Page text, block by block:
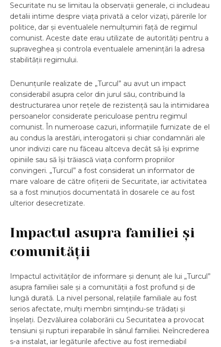
Securitate nu se limitau la observații generale, ci includeau
detalii intime despre viața privată a celor vizați, părerile lor
politice, dar și eventualele nemulțumiri față de regimul
comunist. Aceste date erau utilizate de autorități pentru a
supraveghea și controla eventualele amenințări la adresa
stabilității regimului.
Denunțurile realizate de „Turcul” au avut un impact
considerabil asupra celor din jurul său, contribuind la
destructurarea unor rețele de rezistență sau la intimidarea
persoanelor considerate periculoase pentru regimul
comunist. În numeroase cazuri, informațiile furnizate de el
au condus la arestări, interogatorii și chiar condamnări ale
unor indivizi care nu făceau altceva decât să își exprime
opiniile sau să își trăiască viața conform propriilor
convingeri. „Turcul” a fost considerat un informator de
mare valoare de către ofițerii de Securitate, iar activitatea
sa a fost minuțios documentată în dosarele ce au fost
ulterior desecretizate.
Impactul asupra familiei și
comunității
Impactul activităților de informare și denunț ale lui „Turcul”
asupra familiei sale și a comunității a fost profund și de
lungă durată. La nivel personal, relațiile familiale au fost
serios afectate, mulți membri simțindu-se trădați și
înșelați. Dezvăluirea colaborării cu Securitatea a provocat
tensiuni și rupturi ireparabile în sânul familiei. Neîncrederea
s-a instalat, iar legăturile afective au fost iremediabil